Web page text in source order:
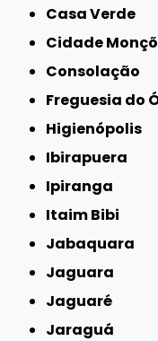
Casa Verde
Cidade
Consolação
Freguesia do
Higienópolis
Ibirapuera
Ipiranga
Itaim Bibi
Jabaquara
Jaguara
Jaguaré
Jaraguá